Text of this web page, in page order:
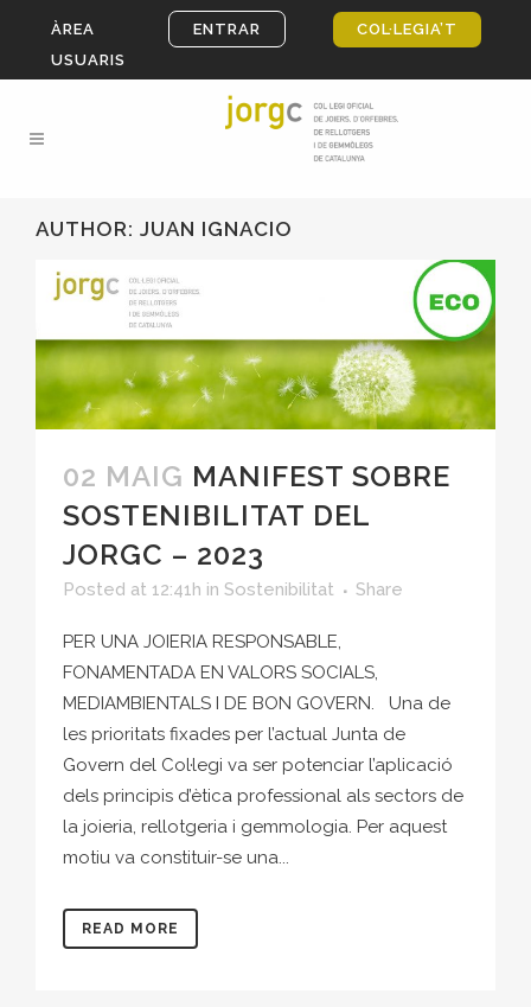
ÀREA
USUARIS
ENTRAR COL·LEGIA’T
AUTHOR: JUAN IGNACIO
02 MAIG MANIFEST SOBRE
SOSTENIBILITAT DEL
JORGC – 2023
Posted at 12:41h in Sostenibilitat Share
PER UNA JOIERIA RESPONSABLE,
FONAMENTADA EN VALORS SOCIALS,
MEDIAMBIENTALS I DE BON GOVERN. Una de
les prioritats fixades per l’actual Junta de
Govern del Col·legi va ser potenciar l’aplicació
dels principis d’ètica professional als sectors de
la joieria, rellotgeria i gemmologia. Per aquest
motiu va constituir-se una...
READ MORE